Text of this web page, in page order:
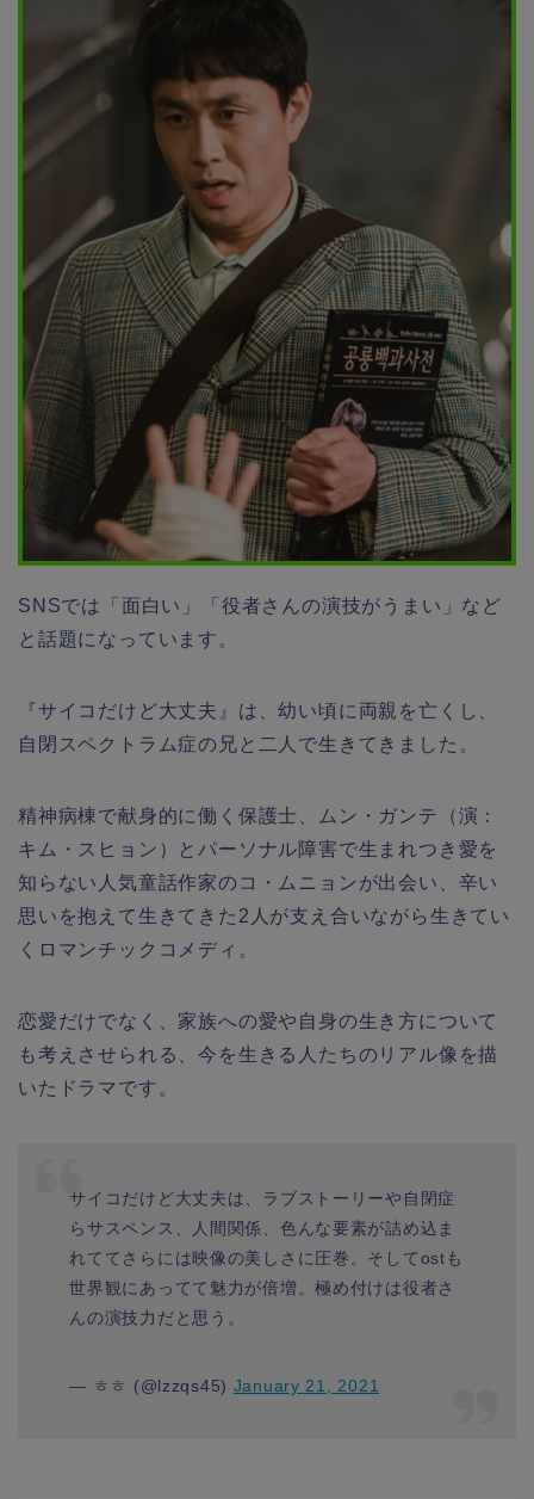
SNSでは「面白い」「役者さんの演技がうまい」など
と話題になっています。
『サイコだけど大丈夫』は、幼い頃に両親を亡くし、
自閉スペクトラム症の兄と二人で生きてきました。
精神病棟で献身的に働く保護士、ムン・ガンテ（演：
キム・スヒョン）とパーソナル障害で生まれつき愛を
知らない人気童話作家のコ・ムニョンが出会い、辛い
思いを抱えて生きてきた 2 人が支え合いながら生きてい
くロマンチックコメディ。
恋愛だけでなく、家族への愛や自身の生き方について
も考えさせられる、今を生きる人たちのリアル像を描
いたドラマです。
サイコだけど大丈夫は、ラブストーリーや自閉症
らサスペンス、人間関係、色んな要素が詰め込ま
れててさらには映像の美しさに圧巻。そしてostも
世界観にあってて魅力が倍増。極め付けは役者さ
んの演技力だと思う。
— ㅎㅎ (@lzzqs45) January 21, 2021